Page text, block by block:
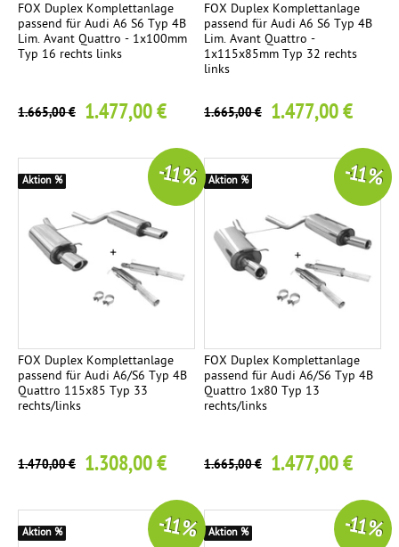
FOX Duplex Komplettanlage
passend für Audi A6 S6 Typ 4B
Lim. Avant Quattro - 1x100mm
Typ 16 rechts links
1.665,00 € 1.477,00 €
FOX Duplex Komplettanlage
passend für Audi A6 S6 Typ 4B
Lim. Avant Quattro -
1x115x85mm Typ 32 rechts
links
1.665,00 € 1.477,00 €
FOX Duplex Komplettanlage
passend für Audi A6/S6 Typ 4B
Quattro 115x85 Typ 33
rechts/links
1.470,00 € 1.308,00 €
-11 %
Aktion %
FOX Duplex Komplettanlage
passend für Audi A6/S6 Typ 4B
Quattro 1x80 Typ 13
rechts/links
1.665,00 € 1.477,00 €
-11 %
Aktion %
-11 %
Aktion % -11 %
Aktion %